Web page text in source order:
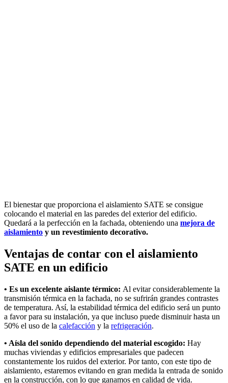
El bienestar que proporciona el aislamiento SATE se consigue
colocando el material en las paredes del exterior del edificio.
Quedará a la perfección en la fachada, obteniendo una mejora de
aislamiento y un revestimiento decorativo.
Ventajas de contar con el aislamiento
SATE en un edificio
• Es un excelente aislante térmico: Al evitar considerablemente la
transmisión térmica en la fachada, no se sufrirán grandes contrastes
de temperatura. Así, la estabilidad térmica del edificio será un punto
a favor para su instalación, ya que incluso puede disminuir hasta un
50% el uso de la calefacción y la refrigeración.
• Aísla del sonido dependiendo del material escogido: Hay
muchas viviendas y edificios empresariales que padecen
constantemente los ruidos del exterior. Por tanto, con este tipo de
aislamiento, estaremos evitando en gran medida la entrada de sonido
en la construcción, con lo que ganamos en calidad de vida.